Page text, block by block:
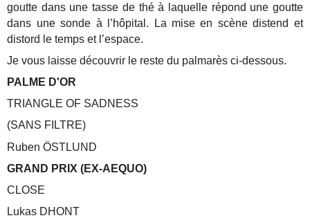
goutte dans une tasse de thé à laquelle répond une goutte
dans une sonde à l’hôpital. La mise en scène distend et
distord le temps et l’espace.
Je vous laisse découvrir le reste du palmarès ci-dessous.
PALME D'OR
TRIANGLE OF SADNESS
(SANS FILTRE)
Ruben ÖSTLUND
GRAND PRIX (EX-AEQUO)
CLOSE
Lukas DHONT